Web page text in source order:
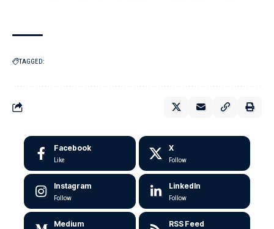
TAGGED:
Facebook
Like
X
Follow
Instagram
Follow
LinkedIn
Follow
Medium RSS Feed